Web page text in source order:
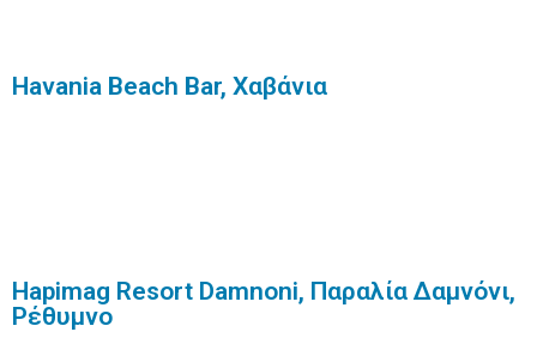
Havania Beach Bar, Χαβάνια
Hapimag Resort Damnoni, Παραλία Δαμνόνι,
Ρέθυμνο